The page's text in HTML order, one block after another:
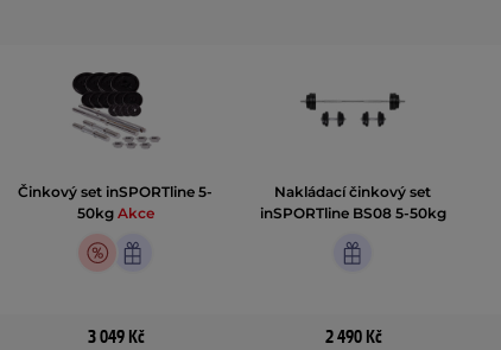
Činkový set inSPORTline 5-
50kg Akce
Nakládací činkový set
inSPORTline BS08 5-50kg
3 049 Kč 2 490 Kč